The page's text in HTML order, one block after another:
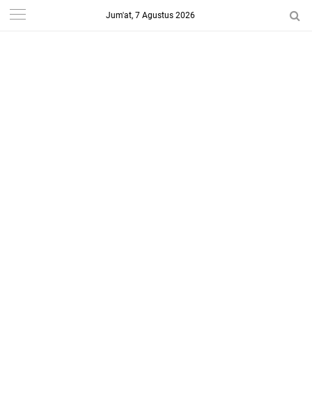
Jum'at, 7 Agustus 2026